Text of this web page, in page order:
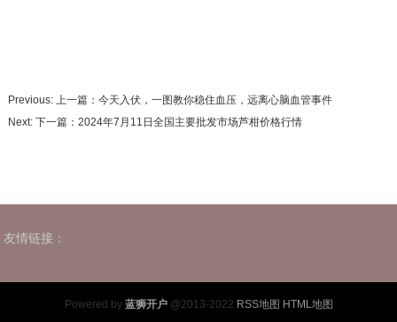
Previous: 上一篇： 今天入伏，一图教你稳住血压，远离心脑血管事件
Next: 下一篇： 2024年7月11日全国主要批发市场芦柑价格行情
友情链接：
Powered by 蓝狮开户@2013-2022 RSS地图 HTML地图